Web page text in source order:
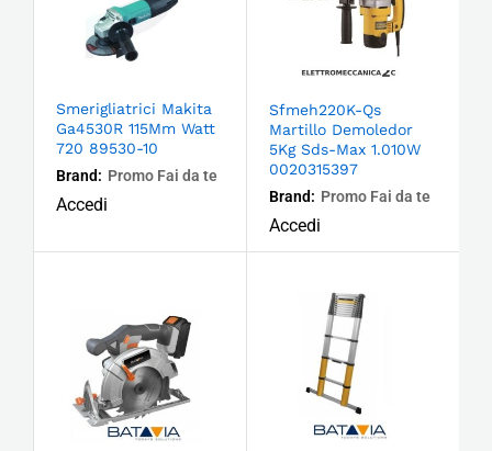
Smerigliatrici Makita
Ga4530R 115Mm Watt
720 89530-10
Brand: Promo Fai da te
Accedi
Sfmeh220K-Qs
Martillo Demoledor
5Kg Sds-Max 1.010W
0020315397
Brand: Promo Fai da te
Accedi